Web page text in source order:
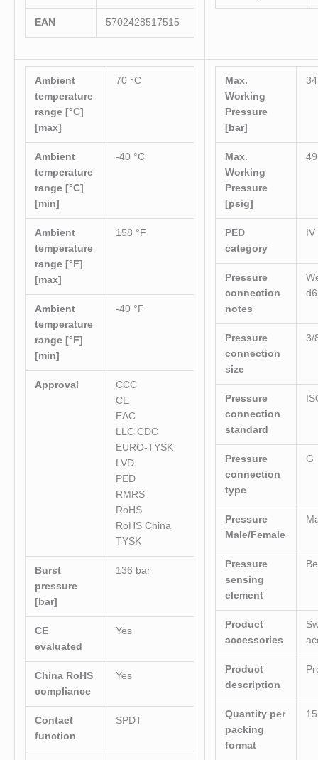
EAN 5702428517515
Ambient
temperature
range [°C]
[max]
70 °C
Ambient
temperature
range [°C]
[min]
-40 °C
Ambient
temperature
range [°F]
[max]
158 °F
Ambient
temperature
range [°F]
[min]
-40 °F
Approval
CCC
CE
EAC
LLC CDC
EURO-TYSK
LVD
PED
RMRS
RoHS
RoHS China
TYSK
Burst
pressure
[bar]
136 bar
CE
evaluated
Yes
China RoHS
compliance
Yes
Contact
function
SPDT
Max.
Working
Pressure
[bar]
Max.
Working
Pressure
[psig]
PED
category
IV
Pressure
connection
notes
Pressure
connection
size
3/
Pressure
connection
standard
Pressure
connection
type
G
Pressure
Male/Female
Pressure
sensing
element
Product
accessories
Product
description
Quantity per
packing
format